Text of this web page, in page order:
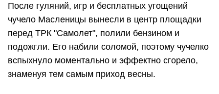
После гуляний, игр и бесплатных угощений
чучело Масленицы вынесли в центр площадки
перед ТРК "Самолет", полили бензином и
подожгли. Его набили соломой, поэтому чучелко
вспыхнуло моментально и эффектно сгорело,
знаменуя тем самым приход весны.